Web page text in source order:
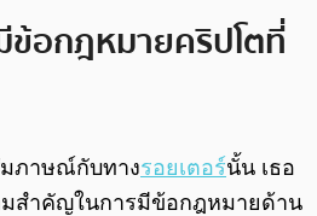
ข้อกฎหมายคริปโตที่
มภาษณ์กับทางรอยเตอร์นั้น เธอ
มสำคัญในการมีข้อกฎหมายด้าน